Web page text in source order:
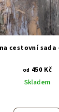
cestovní sada
od 450 Kč
Skladem